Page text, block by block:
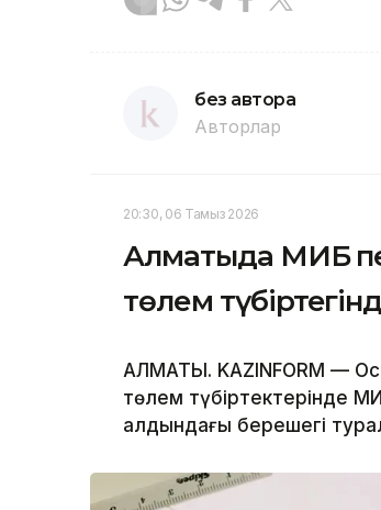
без автора
Авторлар
20:30, 06 Тамыз 2026
Алматыда МИБ
төлем
АЛМАТЫ. KAZINFORM —
төлем түбіртектерінде
алдындағы берешегі